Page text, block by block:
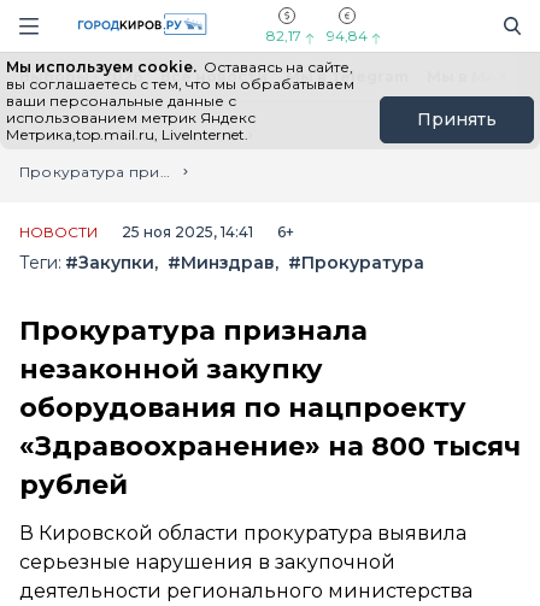
Навигация сайта
82,17 94,84
Мы используем cookie. Оставаясь на сайте,
вы соглашаетесь с тем, что мы обрабатываем
ваши персональные данные с
использованием метрик Яндекс
Метрика,top.mail.ru, LiveInternet.
Принять
Выборы - 2026 Все новости Мы в Telegram
Главная
Лента новостей
Прокуратура признала незаконной закупку оборудования по нацпроекту «Здравоохранение» на 800 тысяч рублей
НОВОСТИ 25 ноя 2025, 14:41 6+
Теги: #Закупки #Минздрав #Прокуратура
Прокуратура признала
незаконной закупку
оборудования по нацпроекту
«Здравоохранение» на 800 тысяч
рублей
В Кировской области прокуратура выявила
серьезные нарушения в закупочной
деятельности регионального министерства